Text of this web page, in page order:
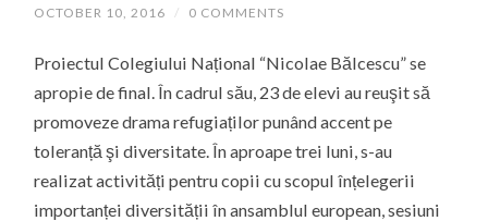
OCTOBER 10, 2016 / 0 COMMENTS
Proiectul Colegiului Național “Nicolae Bălcescu” se
apropie de final. În cadrul său, 23 de elevi au reuşit să
promoveze drama refugiaților punând accent pe
toleranță şi diversitate. În aproape trei luni, s-au
realizat activități pentru copii cu scopul înțelegerii
importanței diversității în ansamblul european, sesiuni